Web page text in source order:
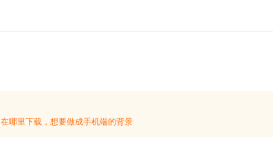
哪里下载，想要做成手机端的背景